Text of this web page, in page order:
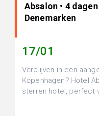
Absalon • 4
Denemarken
17/01
Verblijven in een
Kopenhagen? Hotel
sterren hotel, perfect